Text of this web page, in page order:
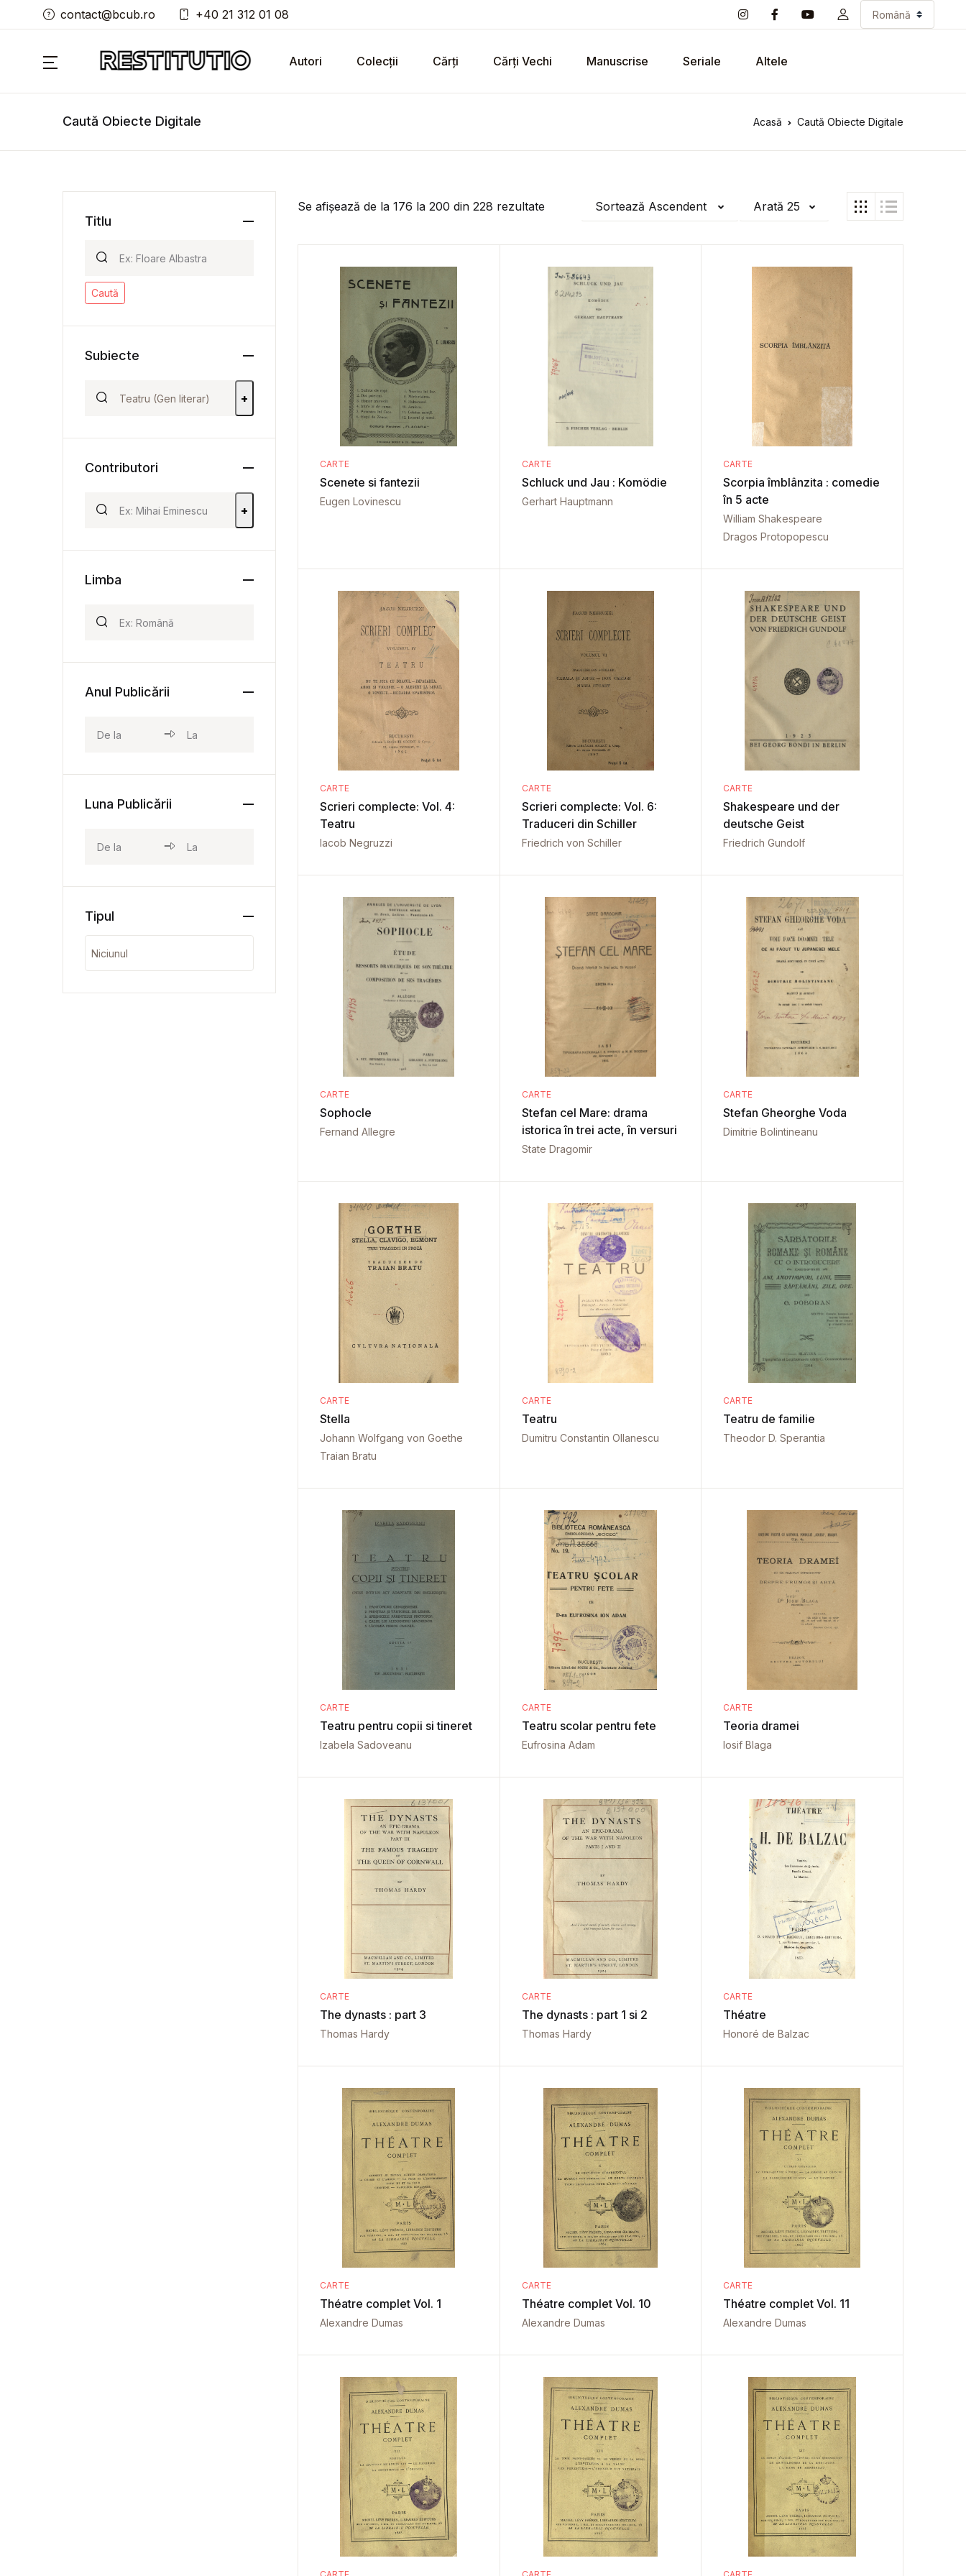
contact@bcub.ro +40 21 312 01 08
Autori Colecții Cărți Cărți Vechi Manuscrise Seriale Altele
Caută Obiecte Digitale Acasă Caută Obiecte Digitale
Se afișează de la 176 la 200 din 228 rezultate Sortează Ascendent Arată 25
CARTE
Scenete si fantezii
Eugen Lovinescu
CARTE
Schluck und Jau : Komödie
Gerhart Hauptmann
CARTE
Scorpia îmblânzita : comedie
în 5 acte
William Shakespeare
Dragos Protopopescu
CARTE
Scrieri complecte: Vol. 4:
Teatru
Iacob Negruzzi
CARTE
Scrieri complecte: Vol. 6:
Traduceri din Schiller
Friedrich von Schiller
CARTE
Shakespeare und der
deutsche Geist
Friedrich Gundolf
CARTE
Sophocle
Fernand Allegre
CARTE
Stefan cel Mare: drama
istorica în trei acte, în versuri
State Dragomir
CARTE
Stefan Gheorghe Voda
Dimitrie Bolintineanu
CARTE
Stella
Johann Wolfgang von Goethe
Traian Bratu
CARTE
Teatru
Dumitru Constantin Ollanescu
CARTE
Teatru de familie
Theodor D. Sperantia
CARTE
Teatru pentru copii si tineret
Izabela Sadoveanu
CARTE
Teatru scolar pentru fete
Eufrosina Adam
CARTE
Teoria dramei
Iosif Blaga
CARTE
The dynasts : part 3
Thomas Hardy
CARTE
The dynasts : part 1 si 2
Thomas Hardy
CARTE
Théatre
Honoré de Balzac
CARTE
Théatre complet Vol. 1
Alexandre Dumas
CARTE
Théatre complet Vol. 10
Alexandre Dumas
CARTE
Théatre complet Vol. 11
Alexandre Dumas
Titlu
Caută
Subiecte
+
Contributori
+
Limba
Anul Publicării
Luna Publicării
Tipul